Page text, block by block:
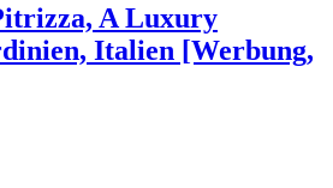
A Luxury
Italien [Werbung,